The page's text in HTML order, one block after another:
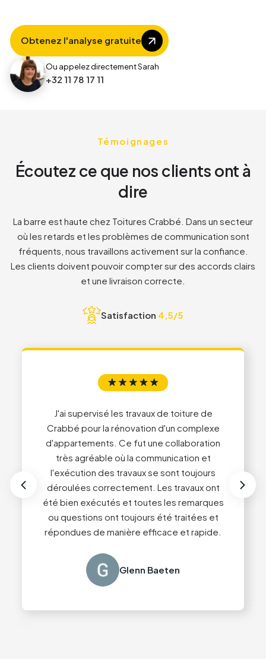
8
1
3
8
5
6
8
1
2
3
6
7
5
6
8
1
2
3
6
7
Obtenez l'analyse gratuite
Ou appelez directement Sarah
+32 11 78 17 11
Témoignages
Écoutez ce que nos clients ont à
dire
La barre est haute chez Toitures Crabbé. Dans un secteur
où les retards et les problèmes de communication sont
fréquents, nous travaillons activement sur la confiance.
Les clients doivent pouvoir compter sur des accords clairs
et une livraison correcte.
Satisfaction 4,5/5
Service impeccable du début à la fin !
Conseils professionnels et travail de très
haute qualité. Nous recommandons sans
hésiter Toiture Crabbé 👍🏻
Guy Content
J'ai supervisé les travaux de toiture de
Crabbé pour la rénovation d'un complexe
d'appartements. Ce fut une collaboration
très agréable où la communication et
l'exécution des travaux se sont toujours
déroulées correctement. Les travaux ont
été bien exécutés et toutes les remarques
ou questions ont toujours été traitées et
répondues de manière efficace et rapide.
Glenn Baeten
J'ai fait appel à cette entreprise plusieurs
fois pour notre entreprise. Très satisfaite à
la fois du bureau et des couvreurs eux-
mêmes. Une entreprise sur laquelle vous
pouvez compter !
Des conseils très professionnels. Les
accords conclus ont fait l'objet d'un suivi
correct. Prix juste. Nous sommes très
satisfaits.
Sanne Kerckhoffs